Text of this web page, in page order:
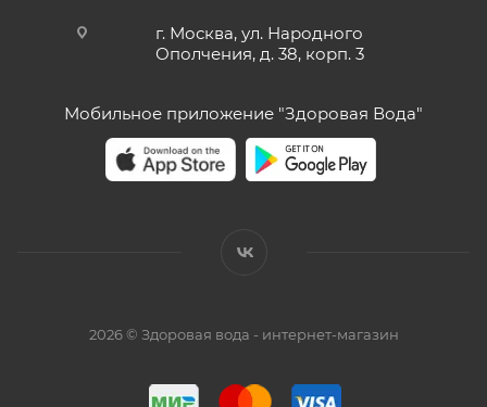
г. Москва, ул. Народного
Ополчения, д. 38, корп. 3
Мобильное приложение "Здоровая Вода"
2026 © Здоровая вода - интернет-магазин